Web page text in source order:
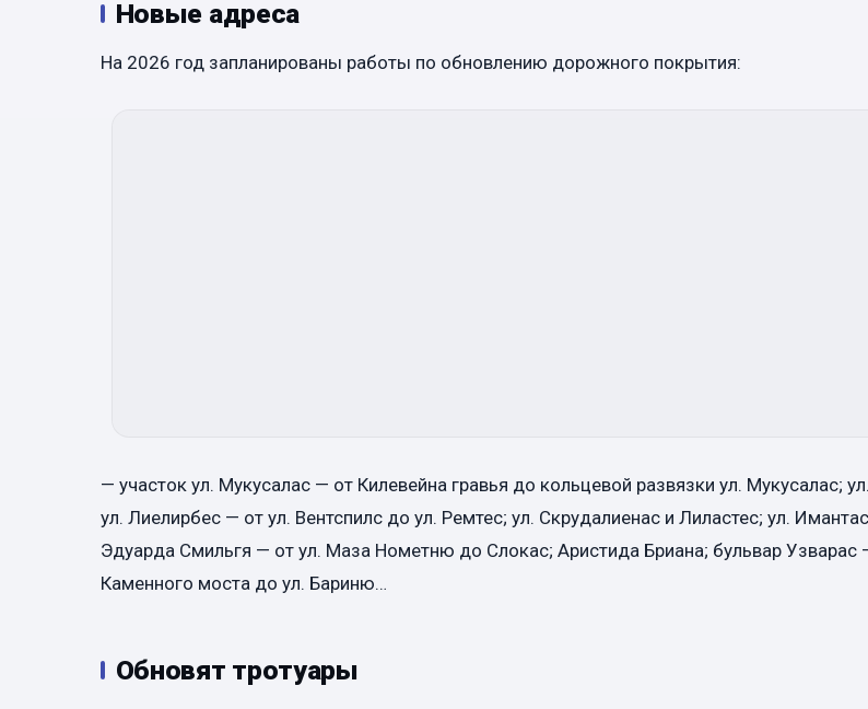
Новые адреса
На 2026 год запланированы работы по обновлению дорожного покрытия:
— участок ул. Мукусалас — от Килевейна гравья до кольцевой развязки ул. Мукусалас;
ул. Лиелирбес — от ул. Вентспилс до ул. Ремтес; ул. Скрудалиенас и Лиластес; ул.
Эдуарда Смильгя — от ул. Маза Нометню до Слокас; Аристида Бриана; бульвар Узварас
Каменного моста до ул. Бариню…
Обновят тротуары